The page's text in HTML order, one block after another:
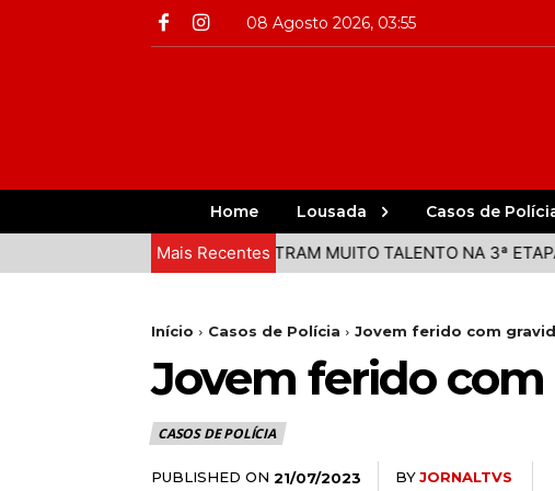
08 Agosto 2026, 03:55
Home Lousada Casos de
Mais Recentes
VALE DO SOUSA DEMONSTRAM MUITO TALENTO NA 3ª ETAPA
Início Casos de Polícia Jovem ferido com
Jovem ferido
CASOS DE POLÍCIA
PUBLISHED ON 21/07/2023 BYJORNALTVS